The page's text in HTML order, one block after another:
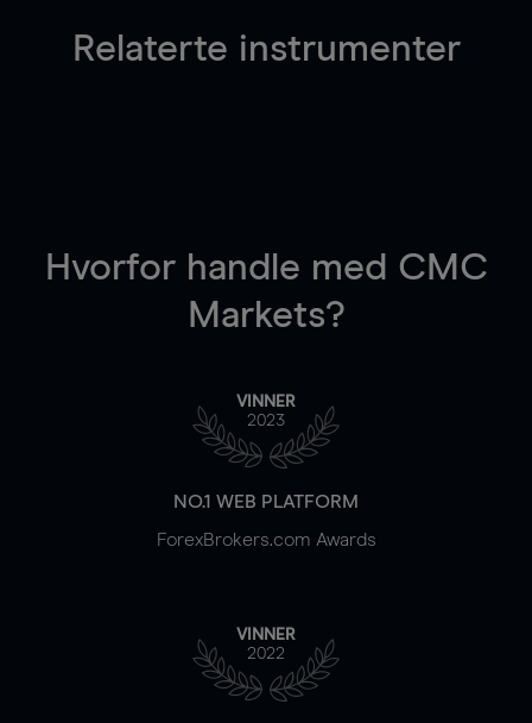
Relaterte instrumenter
Hvorfor handle med CMC
Markets?
VINNER
2023
NO.1 WEB PLATFORM
ForexBrokers.com Awards
VINNER
2022